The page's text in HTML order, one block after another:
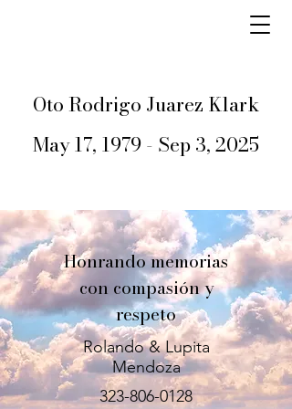
Oto Rodrigo Juarez Klark
May 17, 1979 - Sep 3, 2025
Honrando memorias
con compasión y
respeto
Rolando & Lupita
Mendoza
323-806-0128